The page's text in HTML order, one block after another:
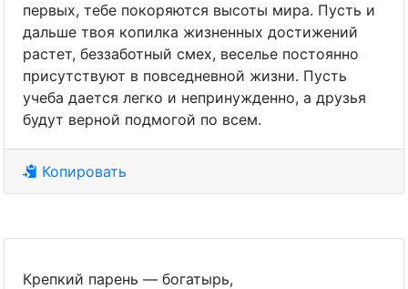
первых, тебе покоряются высоты мира. Пусть и
дальше твоя копилка жизненных достижений
растет, беззаботный смех, веселье постоянно
присутствуют в повседневной жизни. Пусть
учеба дается легко и непринужденно, а друзья
будут верной подмогой по всем.
Копировать
Крепкий парень — богатырь,